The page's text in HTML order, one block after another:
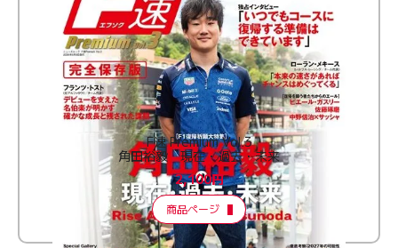
F速 Premium Vol.3
角田裕毅 現在・過去・未来
2,100円
商品ページ